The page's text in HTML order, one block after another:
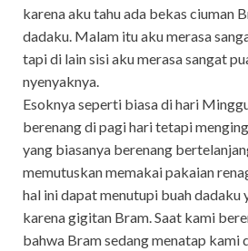
karena aku tahu ada bekas ciuman
dadaku. Malam itu aku merasa
tapi di lain sisi aku merasa sangat
nyenyaknya.
Esoknya seperti biasa di hari
berenang di pagi hari tetapi
yang biasanya berenang
memutuskan memakai pakaian
hal ini dapat menutupi buah dadaku
karena gigitan Bram. Saat kami
bahwa Bram sedang menatap kami